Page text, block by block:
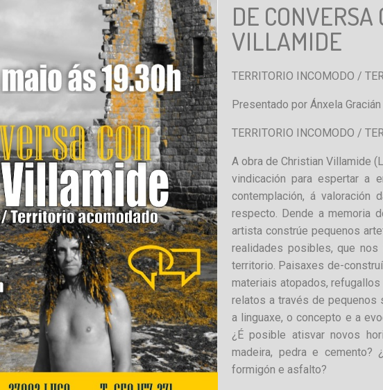
DE
VILLAMIDE
TERRITORIO INCOMODO /
Presentado por Ánxela Gracián
TERRITORIO INCOMODO /
A obra de Christian Villamide
vindicación para espertar a
contemplación, á valoración
respecto. Dende a memoria
artista constrúe pequenos
realidades posibles, que
territorio. Paisaxes de-
materiais atopados,
relatos a través de pequenos
a linguaxe, o concepto e a
¿É posible atisvar novos
madeira, pedra e cemento?
formigón e asfalto?